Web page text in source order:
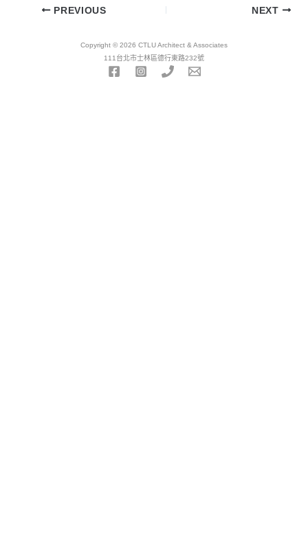
PREVIOUS NEXT
Copyright © 2026 CTLU Architect & Associates
111台北市士林區德行東路232號